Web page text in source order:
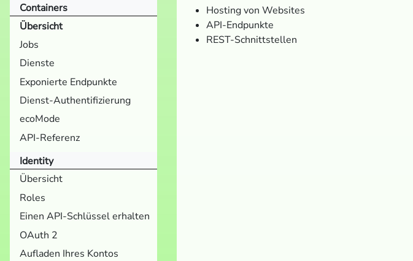
Containers
Übersicht
Jobs
Dienste
Exponierte Endpunkte
Dienst-Authentifizierung
ecoMode
API-Referenz
Identity
Übersicht
Roles
Einen API-Schlüssel erhalten
OAuth 2
Aufladen Ihres Kontos
Hosting von Websites
API-Endpunkte
REST-Schnittstellen